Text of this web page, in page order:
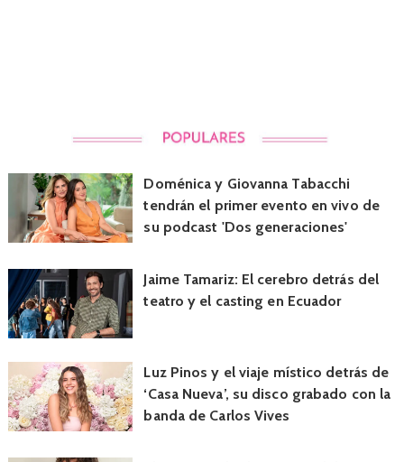
Doménica y Giovanna Tabacchi
tendrán el primer evento en vivo de
su podcast 'Dos generaciones'
Jaime Tamariz: El cerebro detrás del
teatro y el casting en Ecuador
Luz Pinos y el viaje místico detrás de
‘Casa Nueva’, su disco grabado con la
banda de Carlos Vives